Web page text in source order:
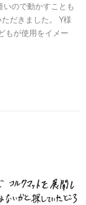
ので動かすことも
だきました。 Y様
もが使用をイメー